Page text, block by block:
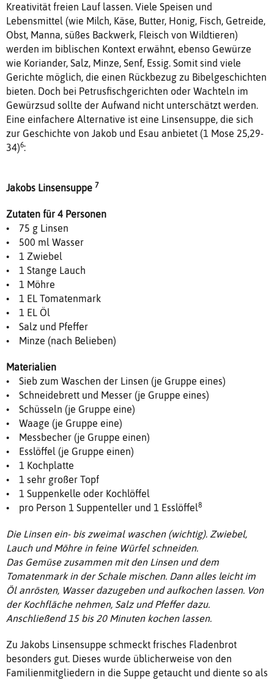
Kreativität freien Lauf lassen. Viele Speisen und
Lebensmittel (wie Milch, Käse, Butter, Honig, Fisch, Getreide,
Obst, Manna, süßes Backwerk, Fleisch von Wildtieren)
werden im biblischen Kontext erwähnt, ebenso Gewürze
wie Koriander, Salz, Minze, Senf, Essig. Somit sind viele
Gerichte möglich, die einen Rückbezug zu Bibelgeschichten
bieten. Doch bei Petrusfischgerichten oder Wachteln im
Gewürzsud sollte der Aufwand nicht unterschätzt werden.
Eine einfachere Alternative ist eine Linsensuppe, die sich
zur Geschichte von Jakob und Esau anbietet (1 Mose 25,29-
34)6:
Jakobs Linsensuppe 7
Zutaten für 4 Personen
• 75 g Linsen
• 500 ml Wasser
• 1 Zwiebel
• 1 Stange Lauch
• 1 Möhre
• 1 EL Tomatenmark
• 1 EL Öl
• Salz und Pfeffer
• Minze (nach Belieben)
Materialien
• Sieb zum Waschen der Linsen (je Gruppe eines)
• Schneidebrett und Messer (je Gruppe eines)
• Schüsseln (je Gruppe eine)
• Waage (je Gruppe eine)
• Messbecher (je Gruppe einen)
• Esslöffel (je Gruppe einen)
• 1 Kochplatte
• 1 sehr großer Topf
• 1 Suppenkelle oder Kochlöffel
• pro Person 1 Suppenteller und 1 Esslöffel8
Die Linsen ein- bis zweimal waschen (wichtig). Zwiebel,
Lauch und Möhre in feine Würfel schneiden.
Das Gemüse zusammen mit den Linsen und dem
Tomatenmark in der Schale mischen. Dann alles leicht im
Öl anrösten, Wasser dazugeben und aufkochen lassen. Von
der Kochfläche nehmen, Salz und Pfeffer dazu.
Anschließend 15 bis 20 Minuten kochen lassen.
Zu Jakobs Linsensuppe schmeckt frisches Fladenbrot
besonders gut. Dieses wurde üblicherweise von den
Familienmitgliedern in die Suppe getaucht und diente so als